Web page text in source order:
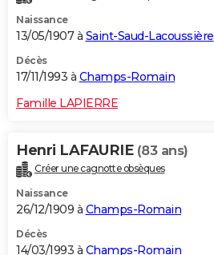
Naissance
13/05/1907 à Saint-Saud-Lacoussière
Décès
17/11/1993 à Champs-Romain
Famille LAPIERRE
Henri LAFAURIE (83 ans)
Créer une cagnotte obsèques
Naissance
26/12/1909 à Champs-Romain
Décès
14/03/1993 à Champs-Romain